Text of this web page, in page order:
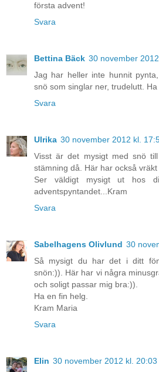
första advent!
Svara
Bettina Bäck 30 november
Jag har heller inte hunnit
snö som singlar ner, trudelutt.
Svara
Ulrika 30 november 2012 kl.
Visst är det mysigt med snö
stämning då. Här har också
Ser väldigt mysigt ut hos
adventspyntandet...Kram
Svara
Sabelhagens Olivlund 30
Så mysigt du har det i ditt
snön:)). Här har vi några
och soligt passar mig bra:)).
Ha en fin helg.
Kram Maria
Svara
Elin 30 november 2012 kl. 20:03